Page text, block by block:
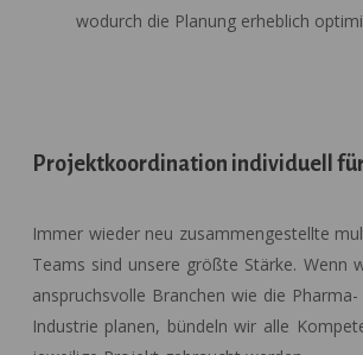
wodurch die Planung erheblich
Projektkoordination individuell
Immer wieder neu zusammengestellte
Teams sind unsere größte Stärke. Wenn
anspruchsvolle Branchen wie die
Industrie planen, bündeln wir alle